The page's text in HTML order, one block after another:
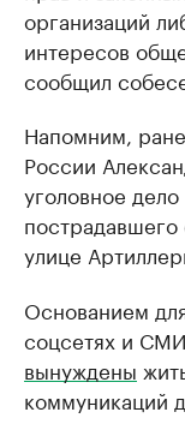
организаций
интересов
сообщил
Напомним,
России
уголовное
улице
Основанием
соцсетях и
вынуждены
коммуникаций